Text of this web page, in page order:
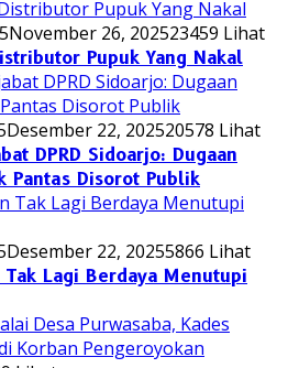
November 26, 202523459 Lihat
Pupuk Yang Nakal
Desember 22, 202520578 Lihat
DPRD Sidoarjo: Dugaan
Pantas Disorot Publik
Desember 22, 20255866 Lihat
Tak Lagi Berdaya Menutupi